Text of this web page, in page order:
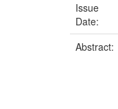
Issue
Date:
Abstract: